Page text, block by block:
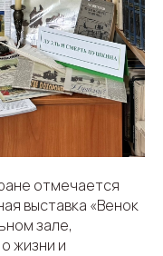
отмечается
выставка «Венок
зале,
жизни и